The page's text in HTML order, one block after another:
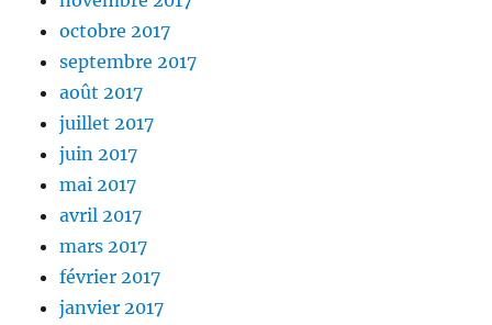
octobre 2017
septembre 2017
août 2017
juillet 2017
juin 2017
mai 2017
avril 2017
mars 2017
février 2017
janvier 2017